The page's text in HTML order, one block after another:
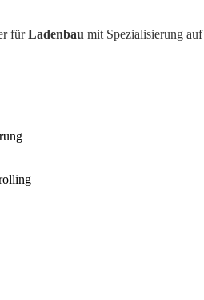
fürLadenbau mit Spezialisierung auf